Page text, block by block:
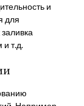
и
для
и т.д.